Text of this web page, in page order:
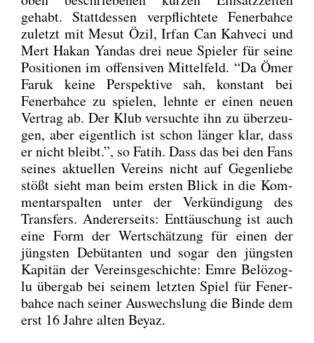
gehabt. Statt­des­sen ver­pflich­te­te Fener­bah­ce
zuletzt mit Mesut Özil, Irfan Can Kah­ve­ci und
Mert Hakan Yan­das drei neue Spie­ler für sei­ne
Posi­tio­nen im offen­si­ven Mit­tel­feld. “Da Ömer
Faruk kei­ne Per­spek­ti­ve sah, kon­stant bei
Fener­bah­ce zu spie­len, lehn­te er einen neu­en
Ver­trag ab. Der Klub ver­such­te ihn zu über­zeu­
gen, aber eigent­lich ist schon län­ger klar, dass
er nicht bleibt.”, so Fatih. Dass das bei den Fans
sei­nes aktu­el­len Ver­eins nicht auf Gegen­lie­be
stößt sieht man beim ers­ten Blick in die Kom­
men­tar­spal­ten unter der Ver­kün­di­gung des
Trans­fers. Ande­rer­seits: Ent­täu­schung ist auch
eine Form der Wert­schät­zung für einen der
jüngs­ten Debü­tan­ten und sogar den jüngs­ten
Kapi­tän der Ver­eins­ge­schich­te: Emre Belö­zog­
lu über­gab bei sei­nem letz­ten Spiel für Fener­
bah­ce nach sei­ner Aus­wechs­lung die Bin­de dem
erst 16 Jah­re alten Bey­az.